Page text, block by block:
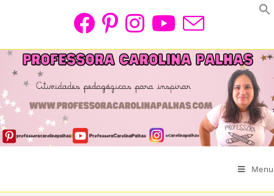
Menu